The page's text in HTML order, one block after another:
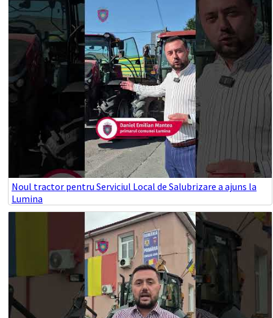
Noul tractor pentru Serviciul Local de Salubrizare a ajuns la
Lumina